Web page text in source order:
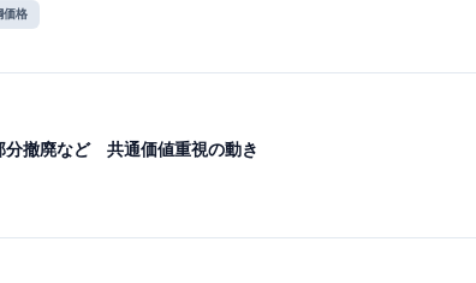
価格
撤廃など 共通価値重視の動き